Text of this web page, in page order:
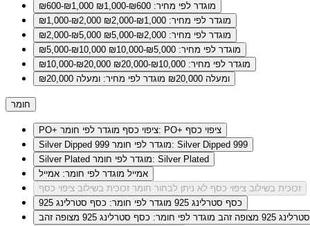
₪600-₪1,000
מוגדר לפי מחיר: ₪600-₪1,000
₪1,000-₪2,000
מוגדר לפי מחיר: ₪1,000-₪2,000
₪2,000-₪5,000
מוגדר לפי מחיר: ₪2,000-₪5,000
₪5,000-₪10,000
מוגדר לפי מחיר: ₪5,000-₪10,000
₪10,000-₪20,000
מוגדר לפי מחיר: ₪10,000-₪20,000
ומעלה ₪20,000
מוגדר לפי מחיר: ומעלה ₪20,000
חומר
PO+ ציפוי כסף
מוגדר לפי חומר: PO+ ציפוי כסף
Silver Dipped 999
מוגדר לפי חומר: Silver Dipped 999
Silver Plated
מוגדר לפי חומר: Silver Plated
אמייל מוגדר לפי חומר: אמייל
זכוכית בשילוב ציפוי כסף לא ניתן לבחור חומר זכוכית בשילוב ציפוי כסף
כסף סטרלינג 925
מוגדר לפי חומר: כסף סטרלינג 925
925 מצופה זהב
מוגדר לפי חומר: כסף סטרלינג 925 מצופה זהב